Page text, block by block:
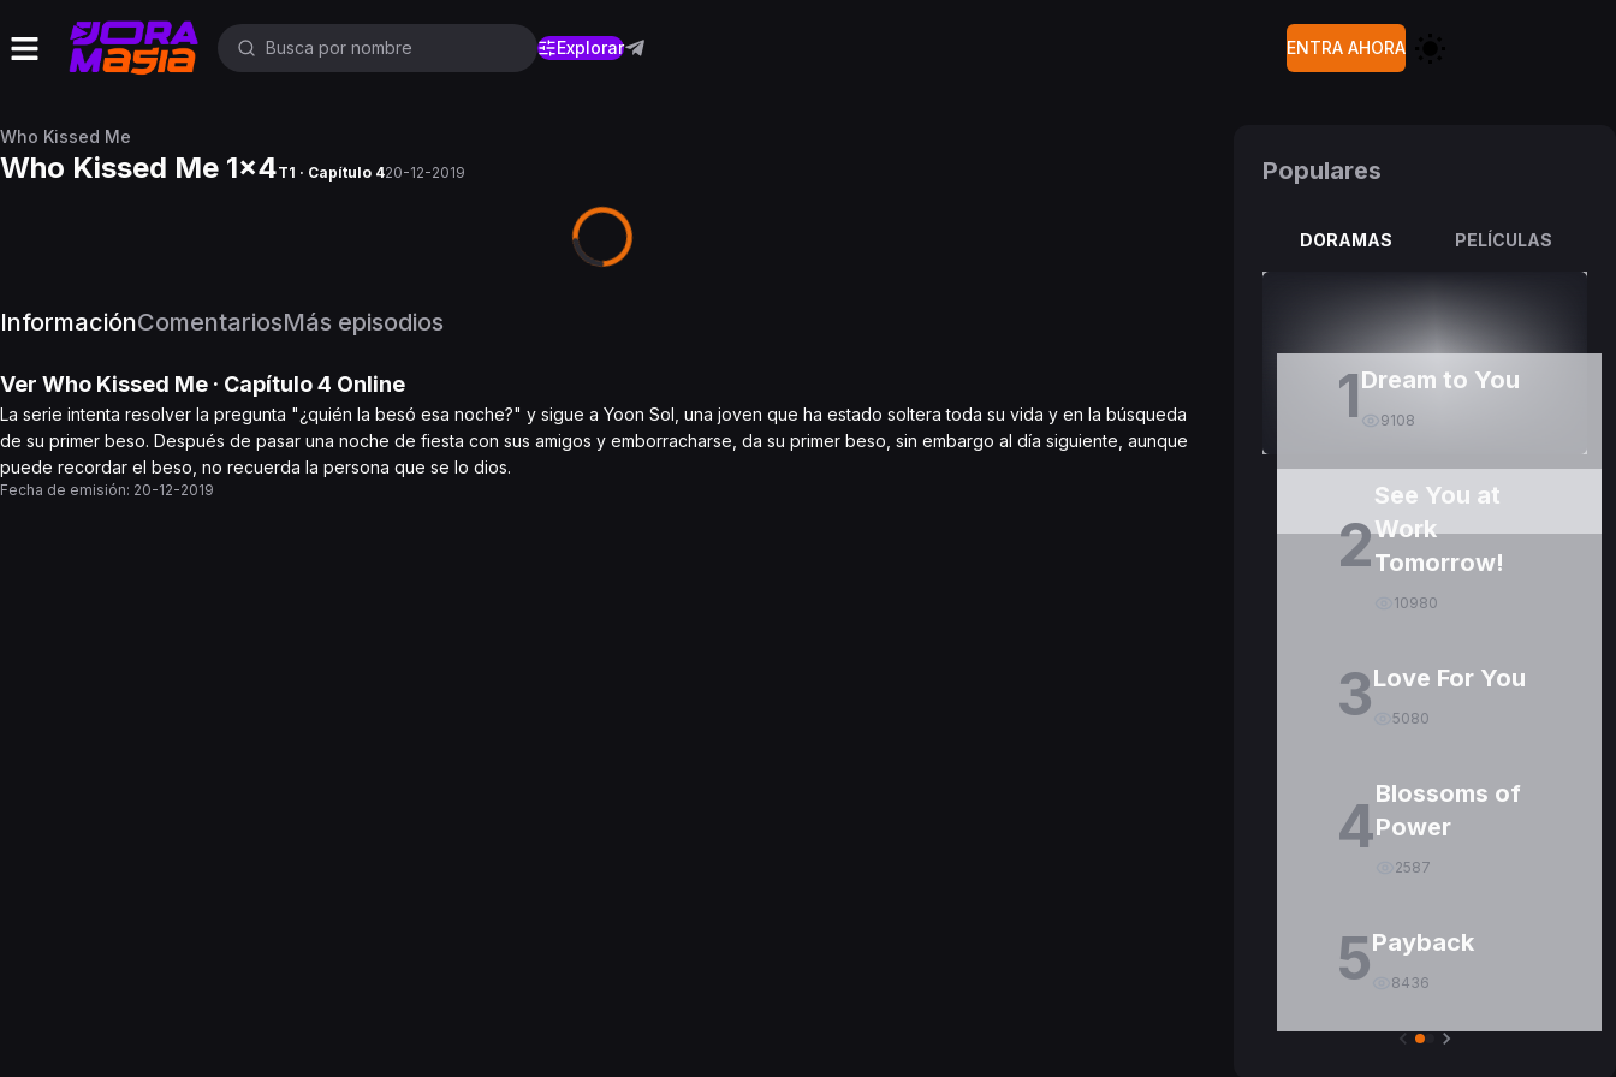
Explorar ENTRA AHORA
Who Kissed Me
Who Kissed Me 1x4T1 · Capítulo 420-12-2019
InformaciónComentariosMás episodios
Ver Who Kissed Me · Capítulo4 Online
La serie intenta resolver la pregunta "¿quién la besó esa noche?" y sigue a Yoon Sol, una joven que ha estado soltera toda su vida y en la búsqueda
de su primer beso. Después de pasar una noche de fiesta con sus amigos y emborracharse, da su primer beso, sin embargo al día siguiente, aunque
puede recordar el beso, no recuerda la persona que se lo dios.
Fecha de emisión: 20-12-2019
Populares
DORAMAS PELÍCULAS
1Dream to You
9108
2
See You at
Work
Tomorrow!
10980
3Love For You
5080
4Blossoms of
Power
2587
5Payback
8436